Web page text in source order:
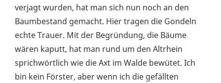
verjagt wurden, hat man sich nun noch an den
Baumbestand gemacht. Hier tragen die Gondeln
echte Trauer. Mit der Begründung, die Bäume
wären kaputt, hat man rund um den Altrhein
sprichwörtlich wie die Axt im Walde bewütet. Ich
bin kein Förster, aber wenn ich die gefällten